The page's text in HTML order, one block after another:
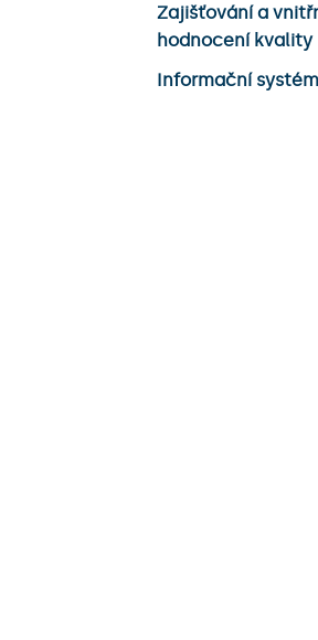
Zajišťování a
hodnocení kvality
Informační systém